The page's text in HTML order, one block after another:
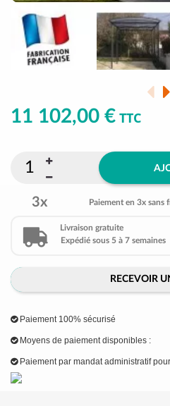
11 102,00 € TTC
3x Paiement en 3x sans
Livraison gratuite
Expédié sous 5 à 7 semaines
RECEVOIR
Paiement 100% sécurisé
Moyens de paiement disponibles :
Paiement par mandat administratif